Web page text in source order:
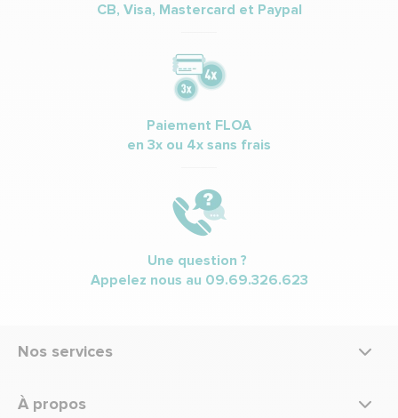
CB, Visa, Mastercard et Paypal
Paiement FLOA
en 3x ou 4x sans frais
Une question ?
Appelez nous au 09.69.326.623
Nos services
À propos